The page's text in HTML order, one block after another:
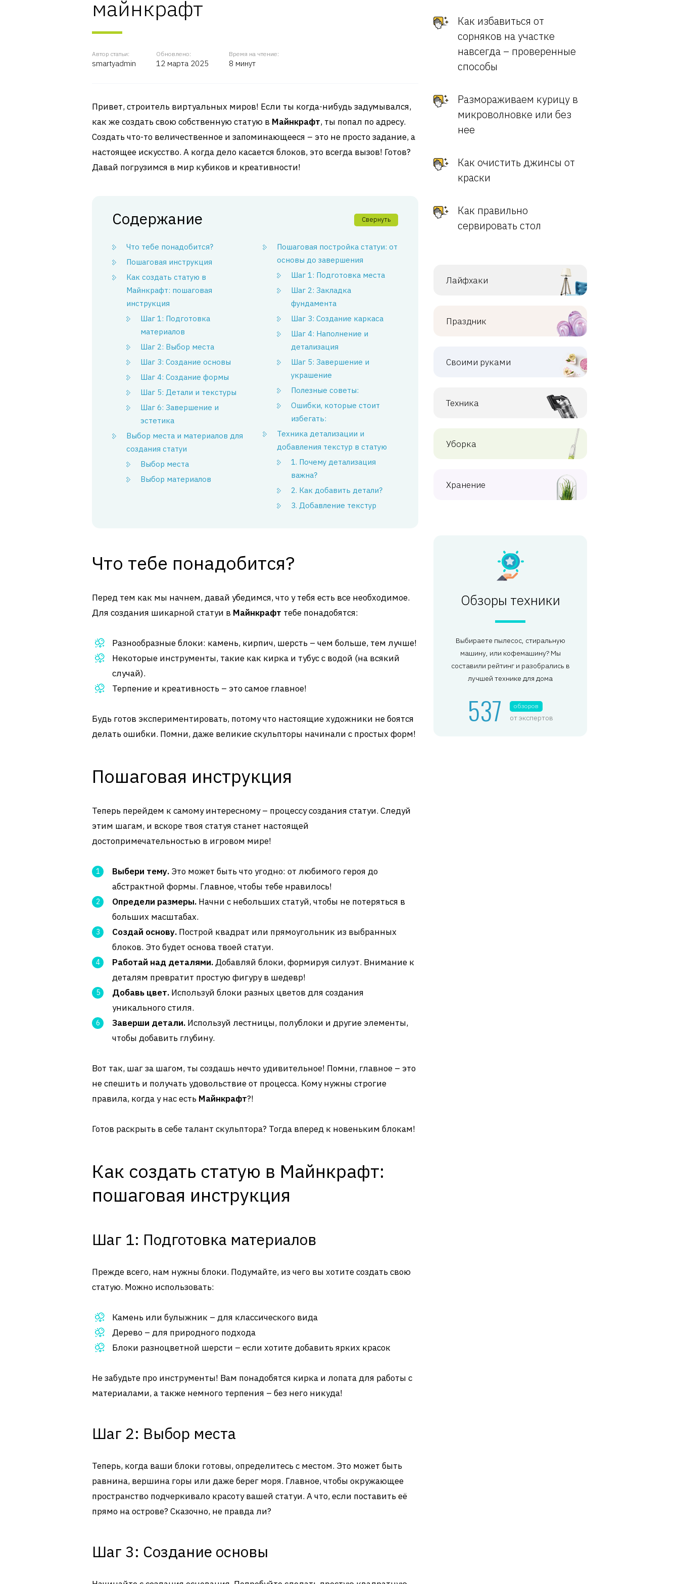
майнкрафт
Автор статьи:
smartyadmin
Обновлено:
12 марта 2025
Время на чтение:
8 минут
Привет, строитель виртуальных миров! Если ты когда-нибудь задумывался,
как же создать свою собственную статую в Майнкрафт, ты попал по адресу.
Создать что-то величественное и запоминающееся – это не просто задание, а
настоящее искусство. А когда дело касается блоков, это всегда вызов! Готов?
Давай погрузимся в мир кубиков и креативности!
Содержание Свернуть
Что тебе понадобится?
Пошаговая инструкция
Как создать статую в
Майнкрафт: пошаговая
инструкция
Шаг 1: Подготовка
материалов
Шаг 2: Выбор места
Шаг 3: Создание основы
Шаг 4: Создание формы
Шаг 5: Детали и текстуры
Шаг 6: Завершение и
эстетика
Выбор места и материалов для
создания статуи
Выбор места
Выбор материалов
Пошаговая постройка статуи: от
основы до завершения
Шаг 1: Подготовка места
Шаг 2: Закладка
фундамента
Шаг 3: Создание каркаса
Шаг 4: Наполнение и
детализация
Шаг 5: Завершение и
украшение
Полезные советы:
Ошибки, которые стоит
избегать:
Техника детализации и
добавления текстур в статую
1. Почему детализация
важна?
2. Как добавить детали?
3. Добавление текстур
Что тебе понадобится?
Перед тем как мы начнем, давай убедимся, что у тебя есть все необходимое.
Для создания шикарной статуи в Майнкрафт тебе понадобятся:
Разнообразные блоки: камень, кирпич, шерсть – чем больше, тем лучше!
Некоторые инструменты, такие как кирка и тубус с водой (на всякий
случай).
Терпение и креативность – это самое главное!
Будь готов экспериментировать, потому что настоящие художники не боятся
делать ошибки. Помни, даже великие скульпторы начинали с простых форм!
Пошаговая инструкция
Теперь перейдем к самому интересному – процессу создания статуи. Следуй
этим шагам, и вскоре твоя статуя станет настоящей
достопримечательностью в игровом мире!
Выбери тему. Это может быть что угодно: от любимого героя до
абстрактной формы. Главное, чтобы тебе нравилось!
Определи размеры. Начни с небольших статуй, чтобы не потеряться в
больших масштабах.
Создай основу. Построй квадрат или прямоугольник из выбранных
блоков. Это будет основа твоей статуи.
Работай над деталями.Добавляй блоки, формируя силуэт. Внимание к
деталям превратит простую фигуру в шедевр!
Добавь цвет. Используй блоки разных цветов для создания
уникального стиля.
Заверши детали. Используй лестницы, полублоки и другие элементы,
чтобы добавить глубину.
Вот так, шаг за шагом, ты создашь нечто удивительное! Помни, главное – это
не спешить и получать удовольствие от процесса. Кому нужны строгие
правила, когда у нас есть Майнкрафт?!
Готов раскрыть в себе талант скульптора? Тогда вперед к новеньким блокам!
Как создать статую в Майнкрафт:
пошаговая инструкция
Шаг 1: Подготовка материалов
Прежде всего, нам нужны блоки. Подумайте, из чего вы хотите создать свою
статую. Можно использовать:
Камень или булыжник – для классического вида
Дерево – для природного подхода
Блоки разноцветной шерсти – если хотите добавить ярких красок
Не забудьте про инструменты! Вам понадобятся кирка и лопата для работы с
материалами, а также немного терпения – без него никуда!
Шаг 2: Выбор места
Теперь, когда ваши блоки готовы, определитесь с местом. Это может быть
равнина, вершина горы или даже берег моря. Главное, чтобы окружающее
пространство подчеркивало красоту вашей статуи. А что, если поставить её
прямо на острове? Сказочно, не правда ли?
Шаг 3: Создание основы
Как избавиться от
сорняков на участке
навсегда – проверенные
способы
Размораживаем курицу в
микроволновке или без
нее
Как очистить джинсы от
краски
Как правильно
сервировать стол
Лайфхаки
Праздник
Своими руками
Техника
Уборка
Хранение
Обзоры техники
Выбираете пылесос, стиральную
машину, или кофемашину? Мы
составили рейтинг и разобрались в
лучшей технике для дома
537 обзоров
от экспертов